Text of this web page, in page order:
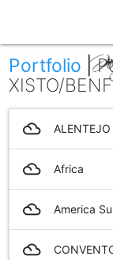
Portfolio |
XISTO/
filter_drama ALENTEJO
filter_drama Africa
filter_drama America
filter_drama